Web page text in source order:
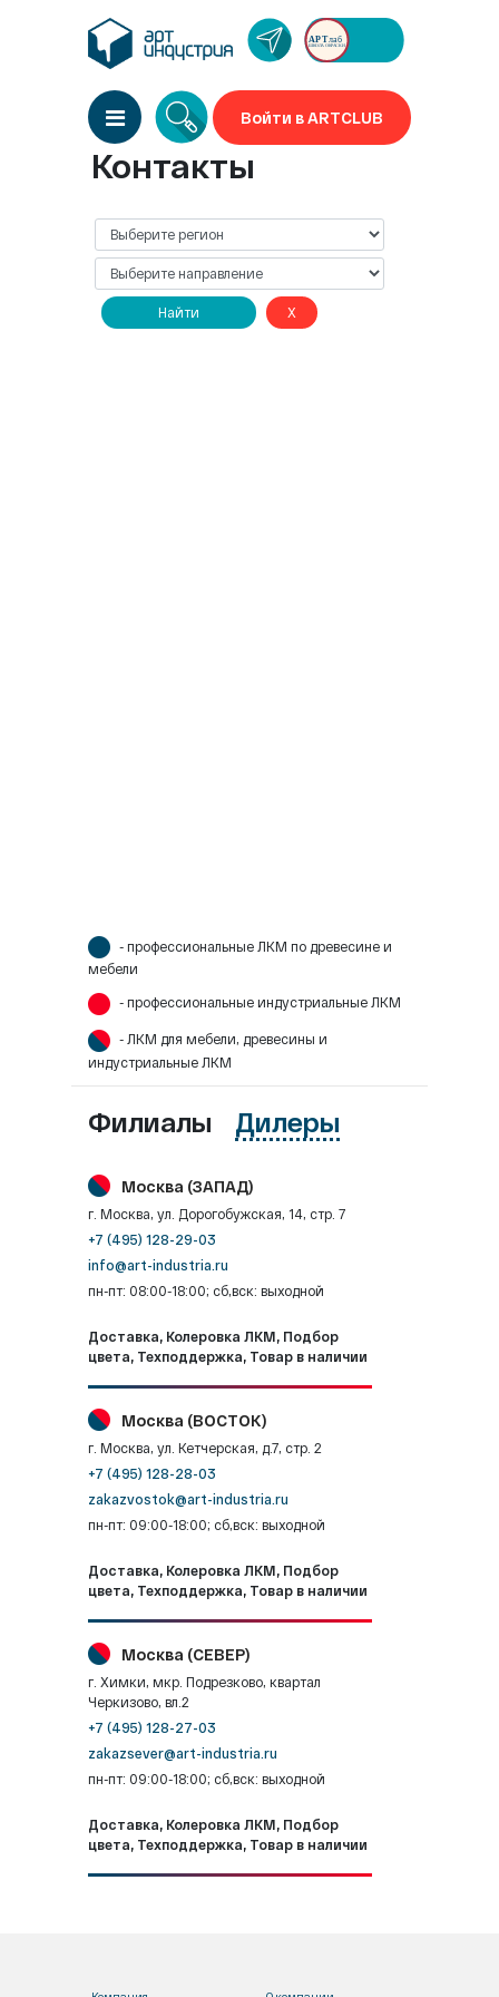
Войти в ARTCLUB
Контакты
Найти X
- профессиональные ЛКМ по древесине и
мебели
- профессиональные индустриальные ЛКМ
- ЛКМ для мебели, древесины и
индустриальные ЛКМ
Филиалы Дилеры
Москва (ЗАПАД)
г. Москва, ул. Дорогобужская, 14, стр. 7
+7 (495) 128-29-03
info@art-industria.ru
пн-пт: 08:00-18:00; сб,вск: выходной
Доставка, Колеровка ЛКМ, Подбор
цвета, Техподдержка, Товар в наличии
Москва (ВОСТОК)
г. Москва, ул. Кетчерская, д.7, стр. 2
+7 (495) 128-28-03
zakazvostok@art-industria.ru
пн-пт: 09:00-18:00; сб,вск: выходной
Доставка, Колеровка ЛКМ, Подбор
цвета, Техподдержка, Товар в наличии
Москва (СЕВЕР)
г. Химки, мкр. Подрезково, квартал
Черкизово, вл.2
+7 (495) 128-27-03
zakazsever@art-industria.ru
пн-пт: 09:00-18:00; сб,вск: выходной
Доставка, Колеровка ЛКМ, Подбор
цвета, Техподдержка, Товар в наличии